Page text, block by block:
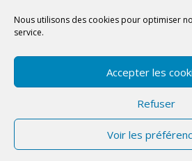
Nous utilisons des cookies pour optimiser
service.
Accepter les
Refuser
Voir les


Politique de